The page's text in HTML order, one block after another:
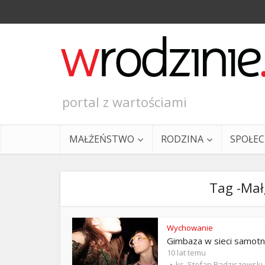
portal z wartościami
MAŁŻEŃSTWO RODZINA
Tag -
Wychowanie
Gimbaza w sieci
10 lat temu